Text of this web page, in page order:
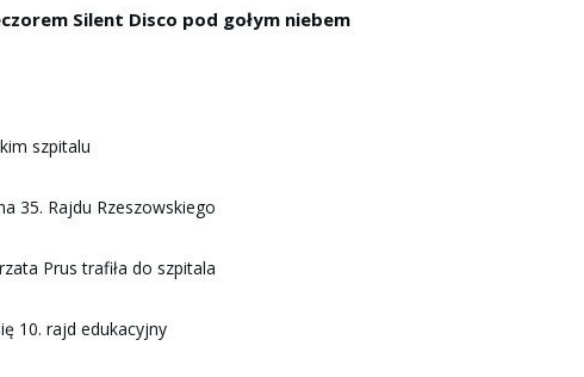
Silent Disco pod gołym niebem
szpitalu
35. Rajdu Rzeszowskiego
Prus trafiła do szpitala
10. rajd edukacyjny